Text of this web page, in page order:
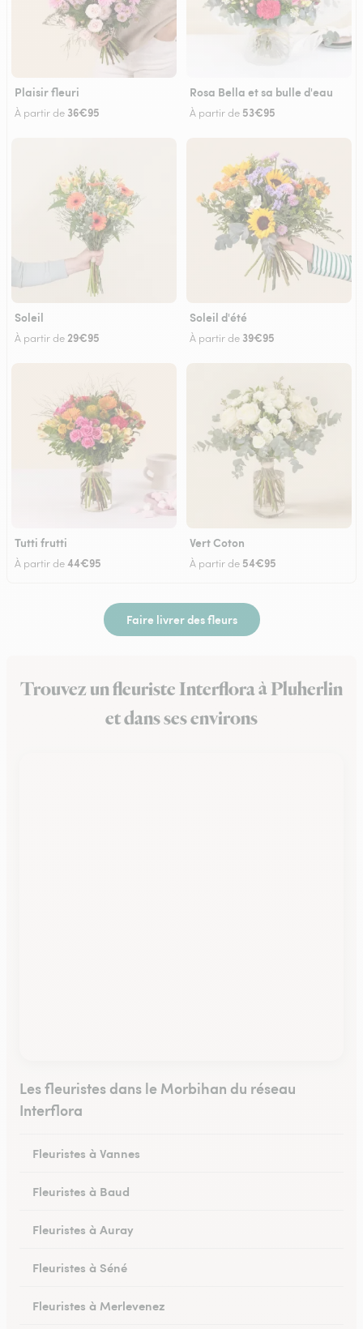
Plaisir fleuri
À partir de 36€95
Rosa Bella et sa bulle d'eau
À partir de 53€95
Soleil
À partir de29€95
Soleil d'été
À partir de 39€95
Tutti frutti
À partir de44€95
Vert Coton
À partir de 54€95
Faire livrer des fleurs
Trouvez un fleuriste Interflora à Pluherlin
et dans ses environs
Les fleuristes dans le Morbihan du réseau
Interflora
Fleuristes à Vannes
Fleuristes à Baud
Fleuristes à Auray
Fleuristes à Séné
Fleuristes à Merlevenez